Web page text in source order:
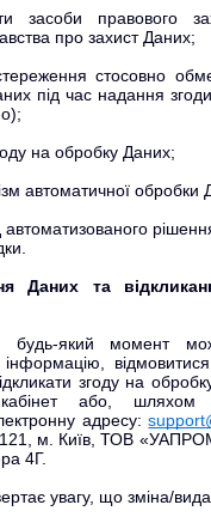
засоби правового
про захист Даних;
стосовно
під час надання згоди
на обробку Даних;
автоматичної обробки
автоматизованого
Даних та
будь-який момент
згоду на
або, шляхом
адресу:
м. Київ, ТОВ
4Г.
увагу, що зміна/